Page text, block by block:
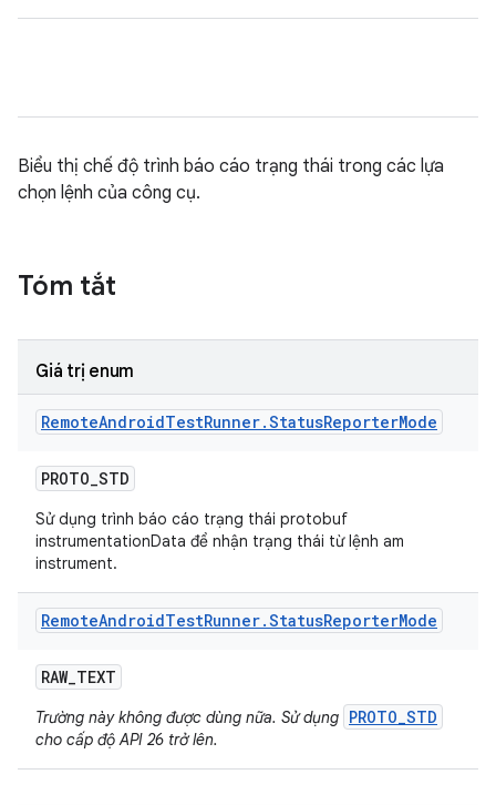
Biểu thị chế độ trình báo cáo trạng thái trong các lựa
chọn lệnh của công cụ.
Tóm tắt
Giá trị enum
RemoteAndroidTestRunner.StatusReporterMode
PROTO_STD
Sử dụng trình báo cáo trạng thái protobuf
instrumentationData để nhận trạng thái từ lệnh am
instrument.
RemoteAndroidTestRunner.StatusReporterMode
RAW_TEXT
Trường này không được dùng nữa. Sử dụng PROTO_STD
cho cấp độ API 26 trở lên.